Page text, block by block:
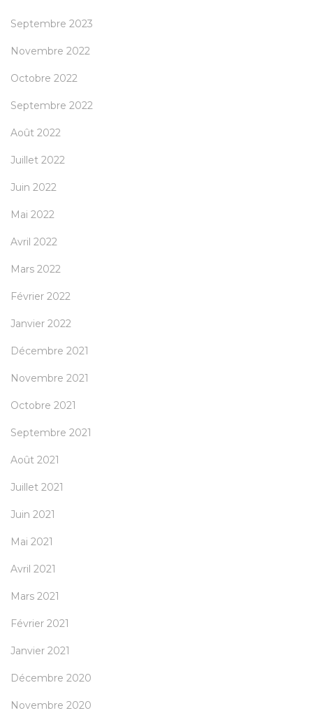
Septembre 2023
Novembre 2022
Octobre 2022
Septembre 2022
Août 2022
Juillet 2022
Juin 2022
Mai 2022
Avril 2022
Mars 2022
Février 2022
Janvier 2022
Décembre 2021
Novembre 2021
Octobre 2021
Septembre 2021
Août 2021
Juillet 2021
Juin 2021
Mai 2021
Avril 2021
Mars 2021
Février 2021
Janvier 2021
Décembre 2020
Novembre 2020